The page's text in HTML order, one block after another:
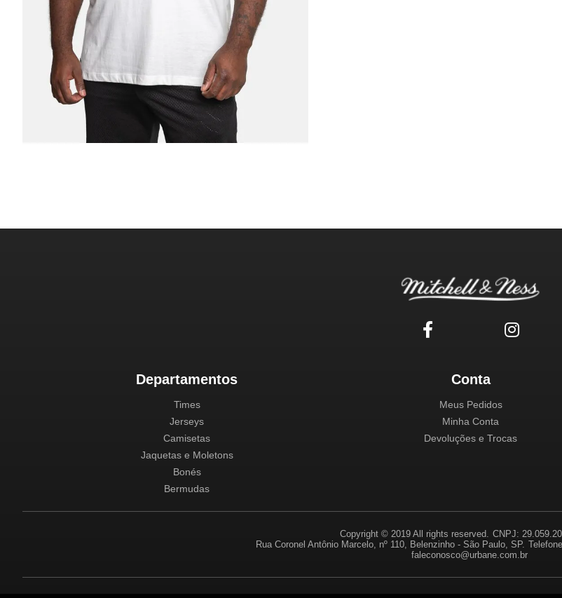
Departamentos
Times
Jerseys
Camisetas
Jaquetas e Moletons
Bonés
Bermudas
Conta
Meus Pedidos
Minha Conta
Devoluções e Trocas
Copyright © 2019 All rights reserved. CNPJ:
Rua Coronel Antônio Marcelo, nº 110, Belenzinho - São Paulo, SP.
faleconosco@urbane.com.br